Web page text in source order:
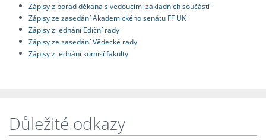
Zápisy z porad děkana s vedoucími základních součástí
Zápisy ze zasedání Akademického senátu FF UK
Zápisy z jednání Ediční rady
Zápisy ze zasedání Vědecké rady
Zápisy z jednání komisí fakulty
Důležité odkazy